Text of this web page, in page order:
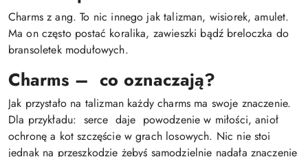
Charms z ang. To nic innego jak talizman, wisiorek, amulet.
Ma on często postać koralika, zawieszki bądź breloczka do
bransoletek modułowych.
Charms – co oznaczają?
Jak przystało na talizman każdy charms ma swoje znaczenie.
Dla przykładu: serce daje powodzenie w miłości, anioł
ochronę a kot szczęście w grach losowych. Nic nie stoi
jednak na przeszkodzie żebyś samodzielnie nadała znaczenie